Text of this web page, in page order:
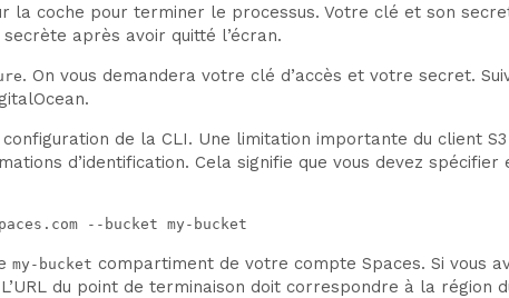
la coche pour terminer le processus. Votre clé et son
après avoir quitté l’écran.
. On vous demandera votre clé d’accès et votre secret.
de la CLI. Une limitation importante du client
d’identification. Cela signifie que vous devez spécifier
--bucket my-bucket
my-bucket compartiment de votre compte Spaces. Si vous
du point de terminaison doit correspondre à la région